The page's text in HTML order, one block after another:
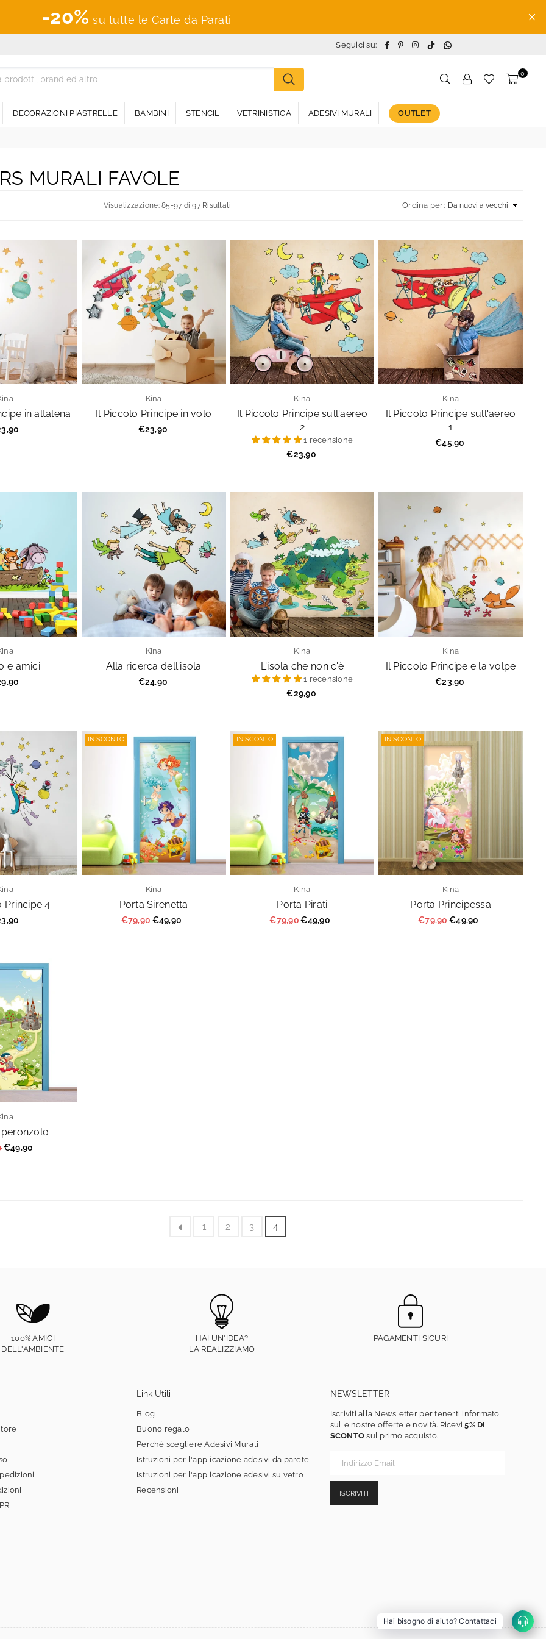
-20% su tutte le Carte da Parati
Seguici su: Facebook
PinterestInstagram
TikTokWhatsapp
0
DECORAZIONI PIASTRELLE BAMBINI STENCIL VETRINISTICA ADESIVI MURALI OUTLET
MURALI FAVOLE
Visualizzazione: 85-97 di 97 Risultati Ordina per:
in altalena
Kina
Il Piccolo Principe in volo
Prezzo
€23,90
Kina
Il Piccolo Principe sull'aereo
2
1 recensione
€23,90
Kina
Il Piccolo Principe sull'aereo
1
Prezzo
€45,90
e amici
Kina
Alla ricerca dell'isola
Prezzo
€24,90
Kina
L'isola che non c'è
1 recensione
Prezzo
€29,90
Kina
Il Piccolo Principe e la volpe
Prezzo
€23,90
Principe 4
IN SCONTO
Kina
Porta Sirenetta
Prezzo
€79,90€49,90
IN SCONTO
Kina
Porta Pirati
Prezzo
€79,90€49,90
IN SCONTO
Kina
Porta Principessa
Prezzo
€79,90€49,90
€49,90
1 2 3 4
100% AMICI
DELL'AMBIENTE
HAI UN'IDEA?
LA REALIZZIAMO
PAGAMENTI SICURI
Link Utili
Blog
Buono regalo
Perchè scegliere Adesivi Murali
Istruzioni per l'applicazione adesivi da parete
Istruzioni per l'applicazione adesivi su vetro
Recensioni
NEWSLETTER
Iscriviti alla Newsletter per tenerti informato
sulle nostre offerte e novità. Ricevi5% DI
SCONTO sul primo acquisto.
ISCRIVITI
Hai bisogno di aiuto? Contattaci